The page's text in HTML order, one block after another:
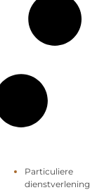
Particuliere
dienstverlening